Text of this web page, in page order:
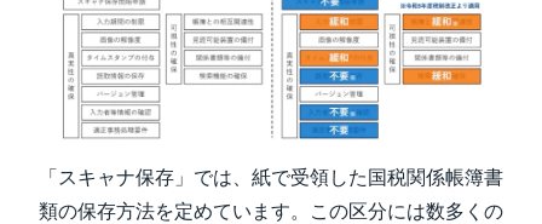
「スキャナ保存」では、紙で受領した国税関係帳簿書
類の保存方法を定めています。この区分には数多くの